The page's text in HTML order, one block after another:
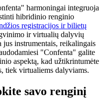
harmoningai integruoja
hibridinio renginio
registracijos ir bilietų
ir virtualių dalyvių
jus instrumentais, reikalingais
"Confenta" galite
aspektą, kad užtikrintumėte
tiek virtualiems dalyviams.
savo renginį